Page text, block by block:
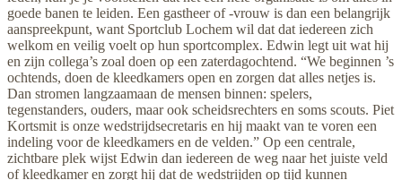
goede banen te leiden. Een gastheer of -vrouw is dan een belangrijk
aanspreekpunt, want Sportclub Lochem wil dat dat iedereen zich
welkom en veilig voelt op hun sportcomplex. Edwin legt uit wat hij
en zijn collega’s zoal doen op een zaterdagochtend. “We beginnen ’s
ochtends, doen de kleedkamers open en zorgen dat alles netjes is.
Dan stromen langzaamaan de mensen binnen: spelers,
tegenstanders, ouders, maar ook scheidsrechters en soms scouts. Piet
Kortsmit is onze wedstrijdsecretaris en hij maakt van te voren een
indeling voor de kleedkamers en de velden.” Op een centrale,
zichtbare plek wijst Edwin dan iedereen de weg naar het juiste veld
of kleedkamer en zorgt hij dat de wedstrijden op tijd kunnen